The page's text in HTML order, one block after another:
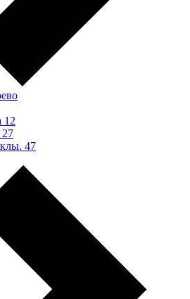
12
27
47